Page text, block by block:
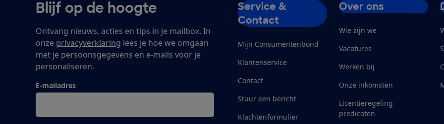
Blijf op de hoogte
Ontvang nieuws, acties en tips in je mailbox. In
onze privacyverklaring lees je hoe we omgaan
met je persoonsgegevens en e-mails voor je
personaliseren.
E-mailadres
Service &
Contact
Mijn Consumentenbond
Klantenservice
Contact
Stuur een bericht
Klachtenformulier
Over ons
Wie zijn we
Vacatures
Werken bij
Onze inkomsten
Licentieregeling
predicaten